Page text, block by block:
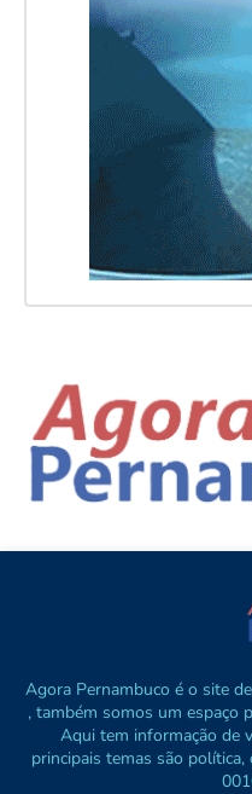
Agora Pernambuco é o site
, também somos um espaço
Aqui tem informação de
principais temas são